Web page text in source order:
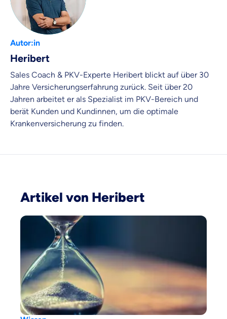
Autor:in
Heribert
Sales Coach & PKV-Experte Heribert blickt auf über 30
Jahre Versicherungserfahrung zurück. Seit über 20
Jahren arbeitet er als Spezialist im PKV-Bereich und
berät Kunden und Kundinnen, um die optimale
Krankenversicherung zu finden.
Artikel von Heribert
Weil es uns wichtig ist, dass
du dich gut beraten fühlst.
Objektive und faire Beratung
uns entscheidest.
Vergleich mit anderen Tarifen am Markt
Wir helfen dir dabei Unterschiede in
Versicherungen zu verstehen
Krankenvoll
Versicherung
Beamten
Versicherung